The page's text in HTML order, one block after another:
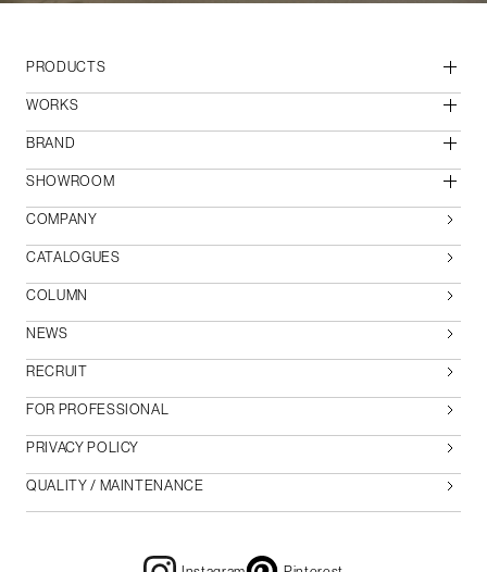
PRODUCTS
WORKS
BRAND
SHOWROOM
COMPANY
CATALOGUES
COLUMN
NEWS
RECRUIT
FOR PROFESSIONAL
PRIVACY POLICY
QUALITY / MAINTENANCE